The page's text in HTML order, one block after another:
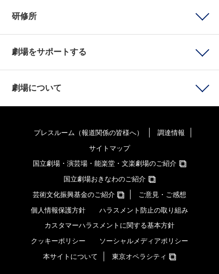
研修所
劇場をサポートする
劇場について
プレスルーム（報道関係の皆様へ）
調達情報
サイトマップ
国立劇場・演芸場・能楽堂・文楽劇場のご紹介
国立劇場おきなわのご紹介
芸術文化振興基金のご紹介
ご意見・ご感想
個人情報保護方針
ハラスメント防止の取り組み
カスタマーハラスメントに関する基本方針
クッキーポリシー
ソーシャルメディアポリシー
本サイトについて
東京オペラシティ